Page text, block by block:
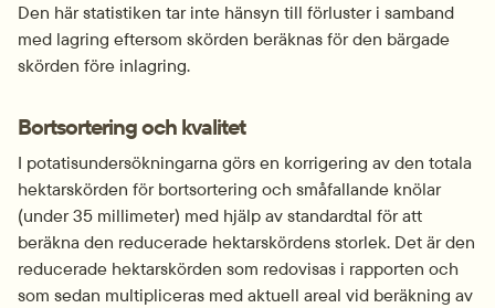
Den här statistiken tar inte hänsyn till förluster i samband
med lagring eftersom skörden beräknas för den bärgade
skörden före inlagring.
Bortsortering och kvalitet
I potatisundersökningarna görs en korrigering av den totala
hektarskörden för bortsortering och småfallande knölar
(under 35 millimeter) med hjälp av standardtal för att
beräkna den reducerade hektarskördens storlek. Det är den
reducerade hektarskörden som redovisas i rapporten och
som sedan multipliceras med aktuell areal vid beräkning av